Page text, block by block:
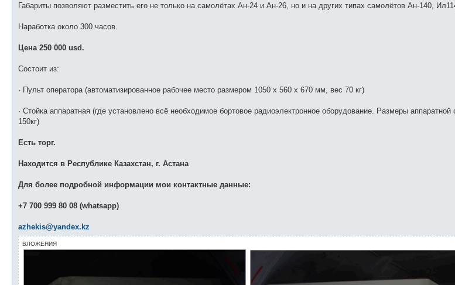
Габариты позволяют разместить его не только на самолётах Ан-24 и Ан-26, но и на других типах самолётов Ан-140,
Наработка около 300 часов.
Цена 250 000 usd.
Состоит из:
· Пульт оператора (автоматизированное рабочее место размером 1050 х 560 х 670 мм, вес 70 кг)
· Стойка аппаратная (где установлено всё необходимое бортовое радиоэлектронное оборудование. Размеры
150кг)
Есть торг.
Находится в Республике Казахстан, г. Астана
Для более подробной информации мои контактные данные:
+7 700 999 80 08 (whatsapp)
azhekis@yandex.kz
ВЛОЖЕНИЯ